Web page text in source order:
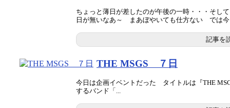
ちょっと薄日が差したのが午後の一時・・・そし
日が無いなあ～ まあぼやいても仕方ない では今
記事を
THE MSGS ７日
今日は企画イベントだった タイトルは『THE
するバンド「...